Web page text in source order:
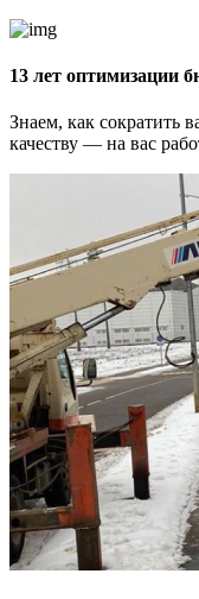
13 лет оптимизации
Знаем, как сократить
качеству — на вас